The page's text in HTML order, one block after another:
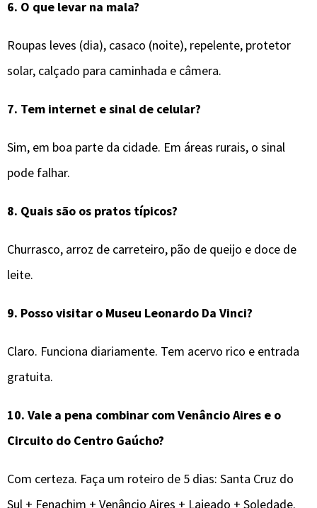
6. O que levar na mala?
Roupas leves (dia), casaco (noite), repelente, protetor
solar, calçado para caminhada e câmera.
7. Tem internet e sinal de celular?
Sim, em boa parte da cidade. Em áreas rurais, o sinal
pode falhar.
8. Quais são os pratos típicos?
Churrasco, arroz de carreteiro, pão de queijo e doce de
leite.
9. Posso visitar o Museu Leonardo Da Vinci?
Claro. Funciona diariamente. Tem acervo rico e entrada
gratuita.
10. Vale a pena combinar com Venâncio Aires e o
Circuito do Centro Gaúcho?
Com certeza. Faça um roteiro de 5 dias: Santa Cruz do
Sul + Fenachim + Venâncio Aires + Lajeado + Soledade.